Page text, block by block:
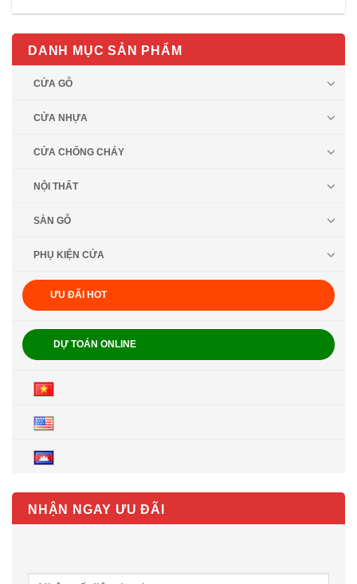
DANH MỤC SẢN PHẨM
CỬA GỖ
CỬA NHỰA
CỬA CHỐNG CHÁY
NỘI THẤT
SÀN GỖ
PHỤ KIỆN CỬA
ƯU ĐÃI HOT
DỰ TOÁN ONLINE
NHẬN NGAY ƯU ĐÃI